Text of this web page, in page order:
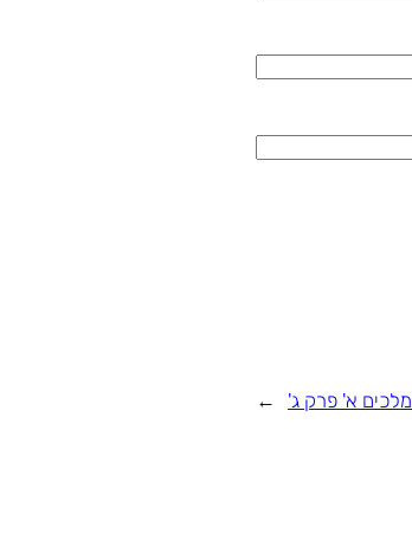
מלכים א' פרק ג' →